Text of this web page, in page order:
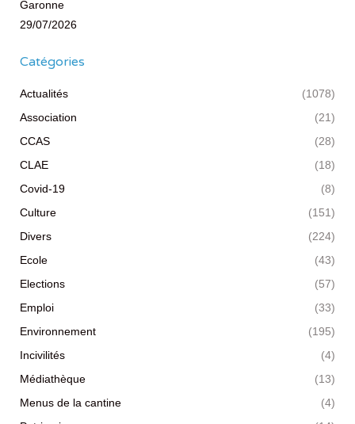
Garonne
29/07/2026
Catégories
Actualités
(1078)
Association
(21)
CCAS
(28)
CLAE
(18)
Covid-19
(8)
Culture
(151)
Divers
(224)
Ecole
(43)
Elections
(57)
Emploi
(33)
Environnement
(195)
Incivilités
(4)
Médiathèque
(13)
Menus de la cantine
(4)